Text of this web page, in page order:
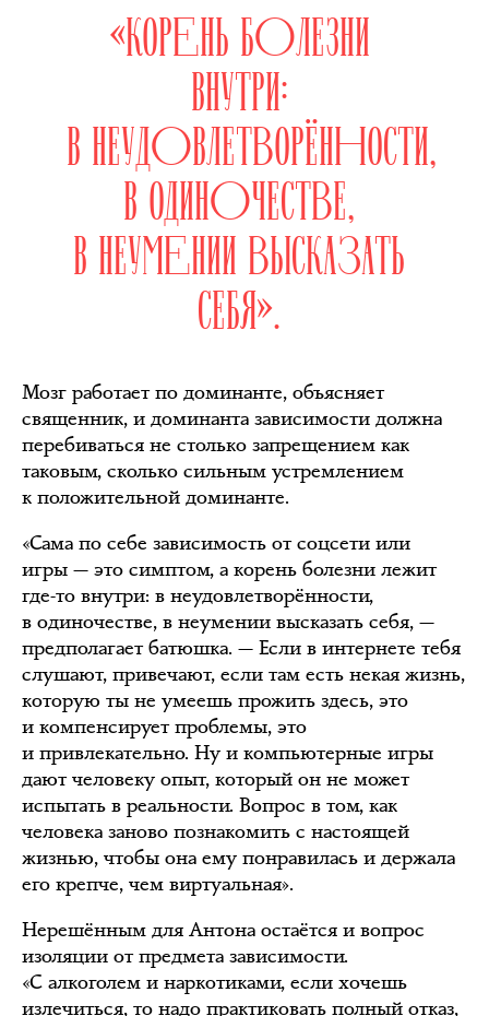
«КОРЕНЬ БОЛЕЗНИ
ВНУТРИ:
В НЕУДОВЛЕТВОРЁННОСТИ,
В ОДИНОЧЕСТВЕ,
В НЕУМЕНИИ ВЫСКАЗАТЬ
СЕБЯ».
Мозг работает по доминанте, объясняет
священник, и доминанта зависимости должна
перебиваться не столько запрещением как
таковым, сколько сильным устремлением
к положительной доминанте.
«Сама по себе зависимость от соцсети или
игры — это симптом, а корень болезни лежит
где-то внутри: в неудовлетворённости,
в одиночестве, в неумении высказать себя, —
предполагает батюшка. — Если в интернете тебя
слушают, привечают, если там есть некая жизнь,
которую ты не умеешь прожить здесь, это
и компенсирует проблемы, это
и привлекательно. Ну и компьютерные игры
дают человеку опыт, который он не может
испытать в реальности. Вопрос в том, как
человека заново познакомить с настоящей
жизнью, чтобы она ему понравилась и держала
его крепче, чем виртуальная».
Нерешённым для Антона остаётся и вопрос
изоляции от предмета зависимости.
«С алкоголем и наркотиками, если хочешь
излечиться, то надо практиковать полный отказ,